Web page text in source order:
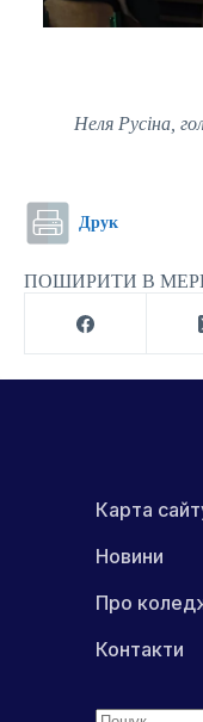
Неля Русіна,
Друк
ПОШИРИТИ В
Карта
Новини
Про
Контакти